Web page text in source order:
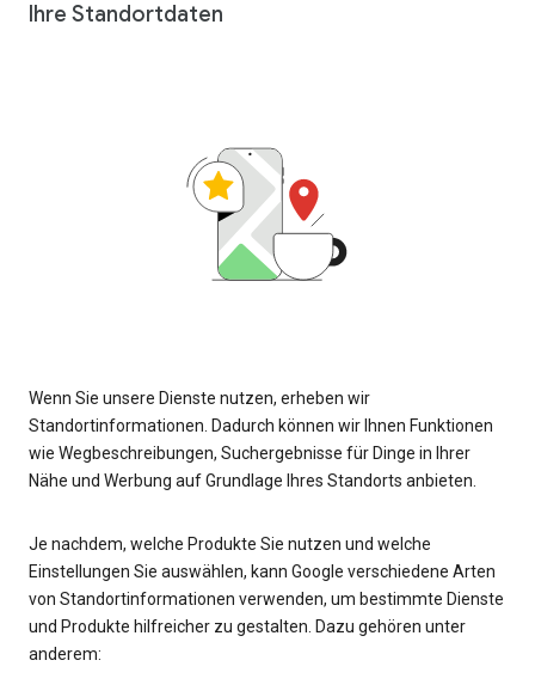
Ihre Standortdaten
Wenn Sie unsere Dienste nutzen, erheben wir
Standortinformationen. Dadurch können wir Ihnen Funktionen
wie Wegbeschreibungen, Suchergebnisse für Dinge in Ihrer
Nähe und Werbung auf Grundlage Ihres Standorts anbieten.
Je nachdem, welche Produkte Sie nutzen und welche
Einstellungen Sie auswählen, kann Google verschiedene Arten
von Standortinformationen verwenden, um bestimmte Dienste
und Produkte hilfreicher zu gestalten. Dazu gehören unter
anderem: